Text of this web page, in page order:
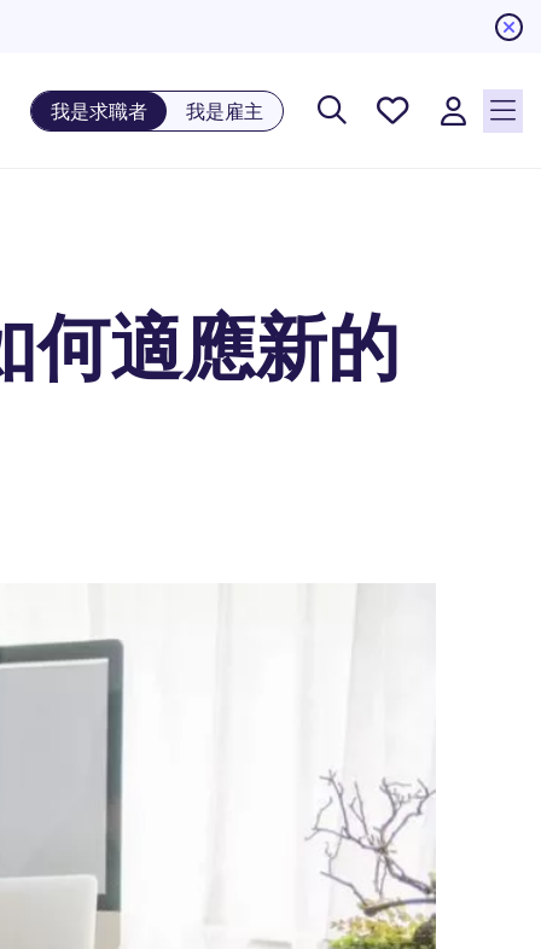
我是求職者 我是雇主
儲存工
何適應新的